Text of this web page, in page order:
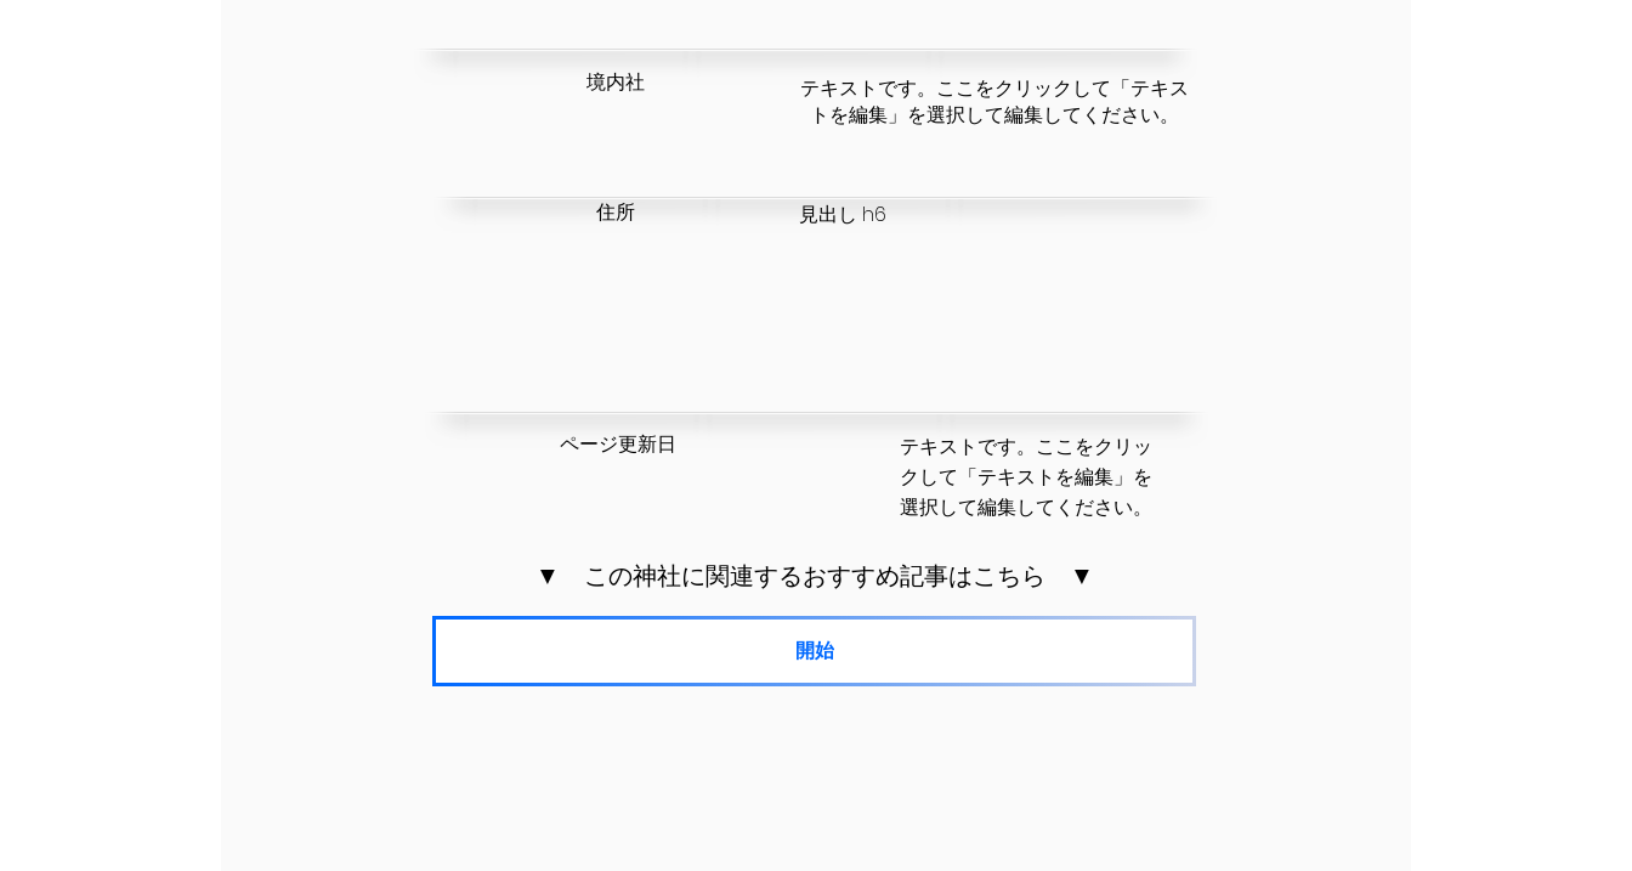
テキストです。ここをクリックして「テキス
トを編集」を選択して編集してください。
​境内社
見出し h6
​住所
​ページ更新日
テキストです。ここをクリッ
クして「テキストを編集」を
選択して編集してください。
▼ この神社に関連するおすすめ記事はこちら ▼
開始